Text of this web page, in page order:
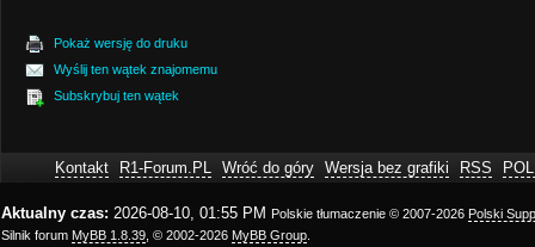
Pokaż wersję do druku
Wyślij ten wątek znajomemu
Subskrybuj ten wątek
Kontakt R1-Forum.PL Wróć do góry Wersja bez grafiki RSS
Aktualny czas: 2026-08-10, 01:55 PM Polskie tłumaczenie © 2007-2026 Polski
Silnik forum MyBB 1.8.39 , © 2002-2026 MyBB Group